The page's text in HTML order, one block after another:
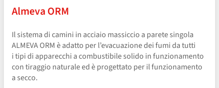
Almeva ORM
Il sistema di camini in acciaio massiccio a parete singola
ALMEVA ORM è adatto per l’evacuazione dei fumi da tutti
i tipi di apparecchi a combustibile solido in funzionamento
con tiraggio naturale ed è progettato per il funzionamento
a secco.